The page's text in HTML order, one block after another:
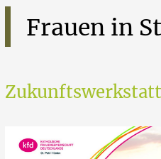
Frauen in